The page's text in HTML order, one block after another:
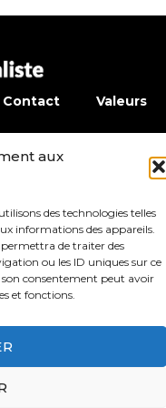
aux
des technologies telles
informations des appareils.
permettra de traiter des
ou les ID uniques sur ce
son consentement peut avoir
et fonctions.
Contact Valeurs
Adhérer
Mentions légales